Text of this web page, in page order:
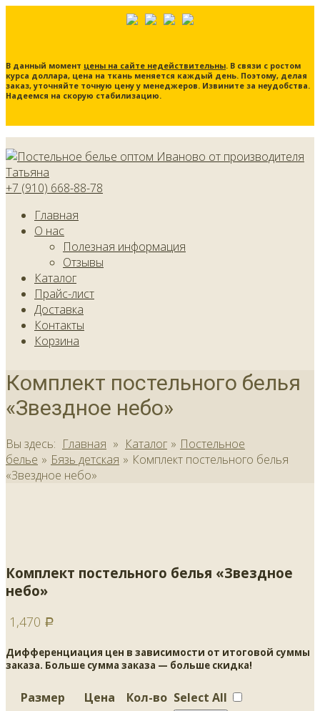
В данный момент цены на сайте недействительны. В связи с ростом
курса доллара, цена на ткань меняется каждый день. Поэтому, делая
заказ, уточняйте точную цену у менеджеров. Извините за неудобства.
Надеемся на скорую стабилизацию.
+7 (910) 668-88-78
Главная
О нас
Полезная информация
Отзывы
Каталог
Прайс-лист
Доставка
Контакты
Корзина
Комплект постельного белья
«Звездное небо»
Вы здесь: Главная » Каталог » Постельное
белье » Бязь детская » Комплект постельного белья
«Звездное небо»
Комплект постельного белья «Звездное
небо»
1,470 Р
Дифференциация цен в зависимости от итоговой суммы
заказа. Больше сумма заказа — больше скидка!
Размер Цена Кол-во Select All